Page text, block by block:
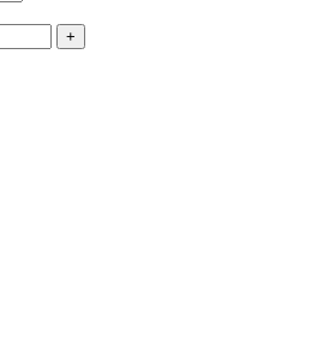
+